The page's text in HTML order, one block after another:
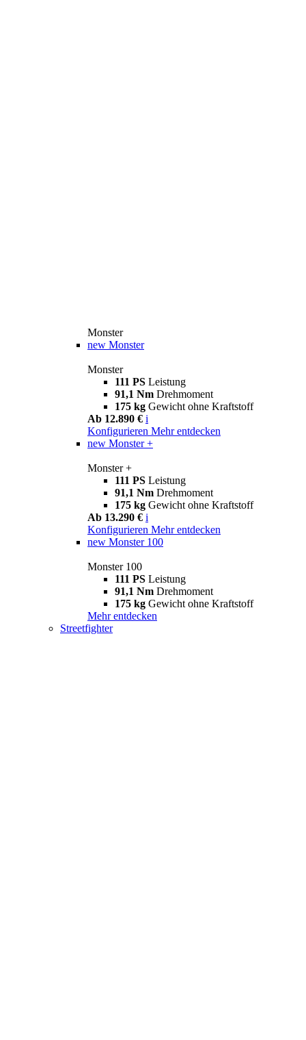
Monster
new Monster
Monster
111 PS Leistung
91,1 Nm Drehmoment
175 kg Gewicht ohne Kraftstoff
Ab 12.890 € i
Konfigurieren Mehr entdecken
new Monster +
Monster +
111 PS Leistung
91,1 Nm Drehmoment
175 kg Gewicht ohne Kraftstoff
Ab 13.290 € i
Konfigurieren Mehr entdecken
new Monster 100
Monster 100
111 PS Leistung
91,1 Nm Drehmoment
175 kg Gewicht ohne Kraftstoff
Mehr entdecken
Streetfighter